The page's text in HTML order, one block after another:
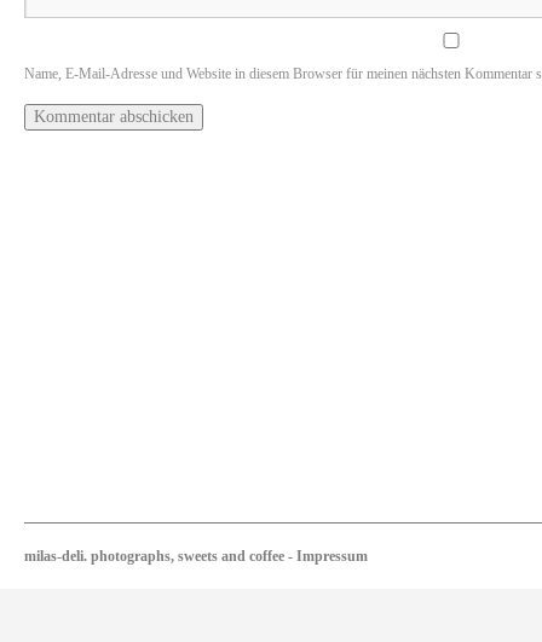
Name, E-Mail-Adresse und Website in diesem Browser für meinen nächsten Kommentar
milas-deli. photographs, sweets and coffee - Impressum